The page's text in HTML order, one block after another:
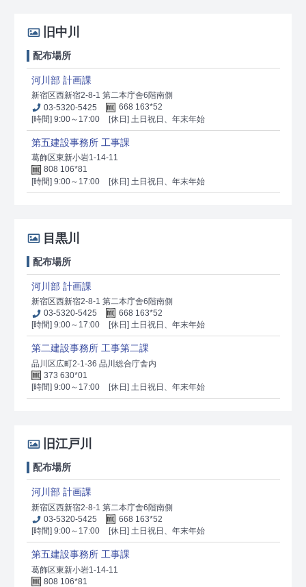
旧中川
配布場所
河川部 計画課
新宿区西新宿2-8-1 第二本庁舎6階南側
03-5320-5425
668 163*52
[時間] 9:00～17:00
[休日] 土日祝日、年末年始
第五建設事務所 工事課
葛飾区東新小岩1-14-11
808 106*81
[時間] 9:00～17:00
[休日] 土日祝日、年末年始
目黒川
配布場所
河川部 計画課
新宿区西新宿2-8-1 第二本庁舎6階南側
03-5320-5425
668 163*52
[時間] 9:00～17:00
[休日] 土日祝日、年末年始
第二建設事務所 工事第二課
品川区広町2-1-36 品川総合庁舎内
373 630*01
[時間] 9:00～17:00
[休日] 土日祝日、年末年始
旧江戸川
配布場所
河川部 計画課
新宿区西新宿2-8-1 第二本庁舎6階南側
03-5320-5425
668 163*52
[時間] 9:00～17:00
[休日] 土日祝日、年末年始
第五建設事務所 工事課
葛飾区東新小岩1-14-11
808 106*81